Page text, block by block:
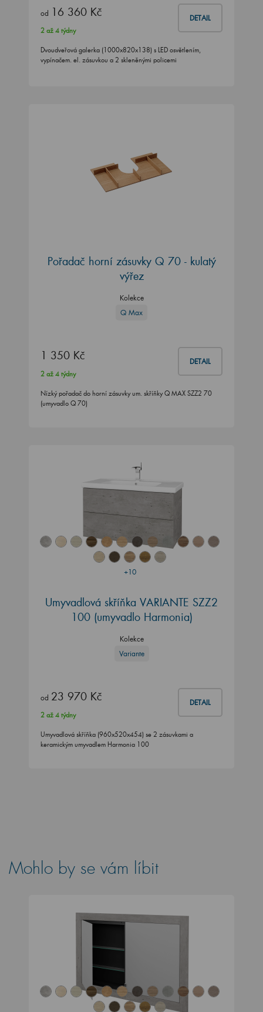
od 16 360 Kč DETAIL
2 až 4 týdny
Dvoudveřová galerka (1000x820x138) s LED osvětlením,
vypínačem. el. zásuvkou a 2 skleněnými policemi
Pořadač horní zásuvky Q 70 - kulatý
výřez
Kolekce
Q Max
1 350 Kč DETAIL
2 až 4 týdny
Nízký pořadač do horní zásuvky um. skříňky Q MAX SZZ2 70
(umyvadlo Q 70)
+10
Umyvadlová skříňka VARIANTE SZZ2
100 (umyvadlo Harmonia)
Kolekce
Variante
od 23 970 Kč DETAIL
2 až 4 týdny
Umyvadlová skříňka (960x520x454) se 2 zásuvkami a
keramickým umyvadlem Harmonia 100
Mohlo by se vám líbit